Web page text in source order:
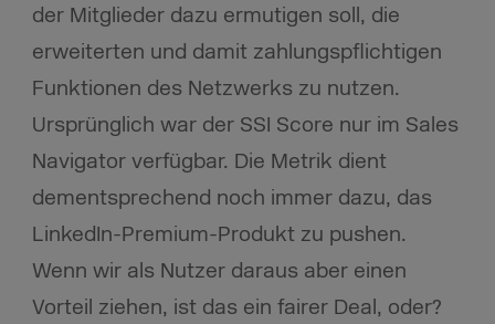
der Mitglieder dazu ermutigen soll, die
erweiterten und damit zahlungspflichtigen
Funktionen des Netzwerks zu nutzen.
Ursprünglich war der SSI Score nur im Sales
Navigator verfügbar. Die Metrik dient
dementsprechend noch immer dazu, das
LinkedIn-Premium-Produkt zu pushen.
Wenn wir als Nutzer daraus aber einen
Vorteil ziehen, ist das ein fairer Deal, oder?